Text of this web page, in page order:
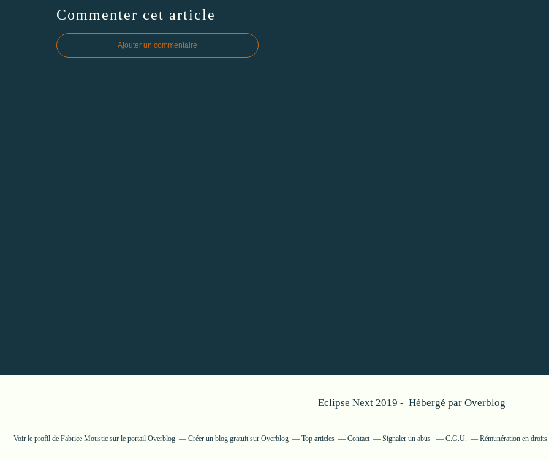
Commenter cet article
Ajouter un commentaire
Eclipse Next 2019 - Hébergé par Overblog
Voir le profil de Fabrice Moustic sur le portail Overblog Créer un blog gratuit sur Overblog Top articles Contact Signaler un abus C.G.U. Rémunération en droits